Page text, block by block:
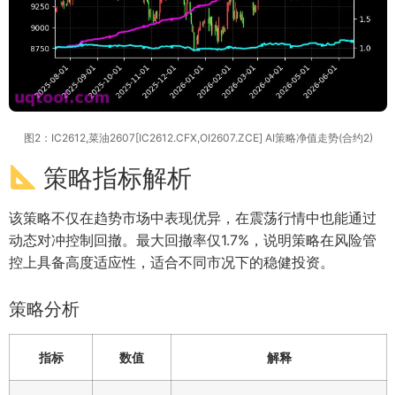
图2：IC2612,菜油2607[IC2612.CFX,OI2607.ZCE] AI策略净值走势(合约2)
策略指标解析
该策略不仅在趋势市场中表现优异，在震荡行情中也能通过
动态对冲控制回撤。最大回撤率仅1.7%，说明策略在风险管
控上具备高度适应性，适合不同市况下的稳健投资。
策略分析
指标 数值 解释